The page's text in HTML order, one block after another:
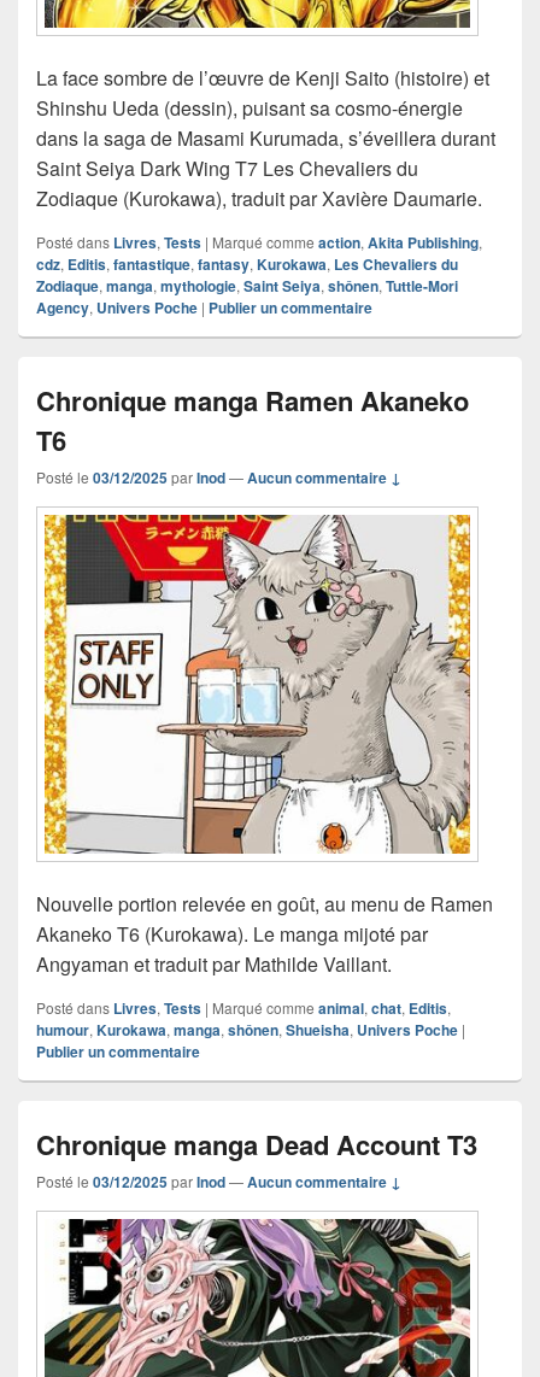
La face sombre de l’œuvre de Kenji Saito (histoire) et
Shinshu Ueda (dessin), puisant sa cosmo-énergie
dans la saga de Masami Kurumada, s’éveillera durant
Saint Seiya Dark Wing T7 Les Chevaliers du
Zodiaque (Kurokawa), traduit par Xavière Daumarie.
Posté dans Livres, Tests | Marqué comme action, Akita Publishing,
cdz, Editis, fantastique, fantasy, Kurokawa, Les Chevaliers du
Zodiaque, manga, mythologie, Saint Seiya, shônen, Tuttle-Mori
Agency, Univers Poche | Publier un commentaire
Chronique manga Ramen Akaneko
T6
Posté le 03/12/2025parInod—Aucun commentaire ↓
Nouvelle portion relevée en goût, au menu de Ramen
Akaneko T6 (Kurokawa). Le manga mijoté par
Angyaman et traduit par Mathilde Vaillant.
Posté dans Livres, Tests | Marqué comme animal, chat, Editis,
humour, Kurokawa, manga, shônen, Shueisha, Univers Poche |
Publier un commentaire
Chronique manga Dead Account T3
Posté le 03/12/2025parInod—Aucun commentaire ↓